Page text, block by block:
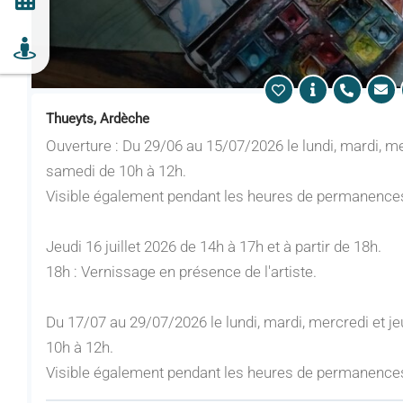
Thueyts, Ardèche
Ouverture : Du 29/06 au 15/07/2026 le lundi, mardi,
samedi de 10h à 12h.
Visible également pendant les heures de
Jeudi 16 juillet 2026 de 14h à 17h et à partir de 18h.
18h : Vernissage en présence de l'artiste.
Du 17/07 au 29/07/2026 le lundi, mardi, mercredi et
10h à 12h.
Visible également pendant les heures de